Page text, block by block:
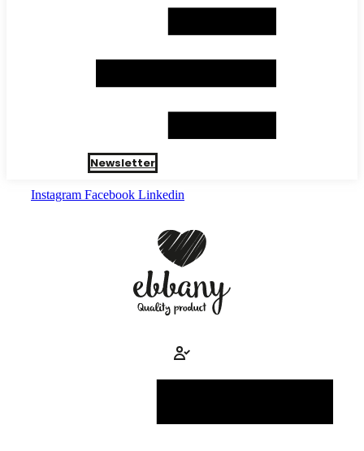
Newsletter
Instagram Facebook Linkedin